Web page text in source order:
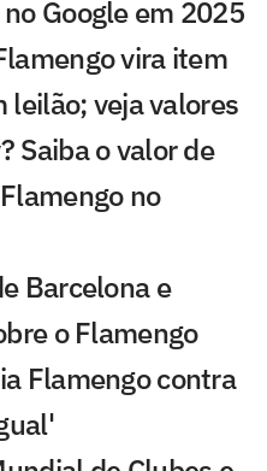
Google em 2025
vira item
leilão; veja valores
Saiba o valor de
no
Barcelona e
o Flamengo
Flamengo contra